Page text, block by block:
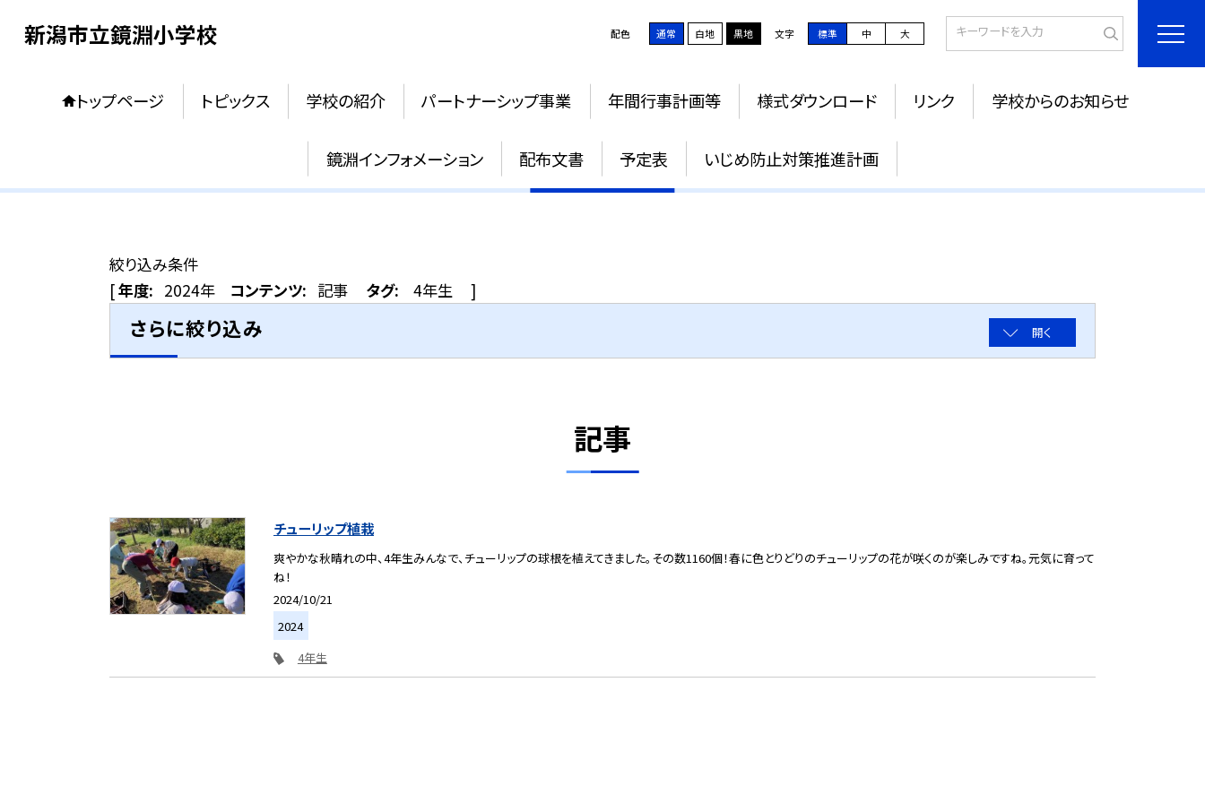
新潟市立鏡淵小学校 配色 通常 白地 黒地 文字 標準 中 大
トップページ トピックス 学校の紹介 パートナーシップ事業 年間行事計画等 様式ダウンロード リンク 学校からのお知らせ
鏡淵インフォメーション 配布文書 予定表 いじめ防止対策推進計画
4年生
絞り込み条件
[年度: 2024年 コンテンツ: 記事 タグ: 4年生 ]
さらに絞り込み 開く
記事
チューリップ植栽
爽やかな秋晴れの中、4年生みんなで、チューリップの球根を植えてきました。その数1160個！春に色とりどりのチューリップの花が咲くのが楽しみですね。元気に育って
ね！
2024/10/21
2024
4年生